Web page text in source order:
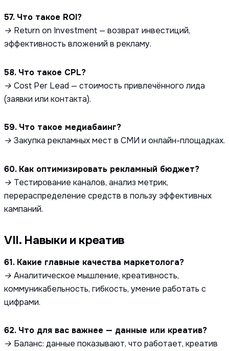
57. Что такое ROI?
→ Return on Investment — возврат инвестиций,
эффективность вложений в рекламу.
58. Что такое CPL?
→ Cost Per Lead — стоимость привлечённого лида
(заявки или контакта).
59. Что такое медиабаинг?
→ Закупка рекламных мест в СМИ и онлайн-площадках.
60. Как оптимизировать рекламный бюджет?
→ Тестирование каналов, анализ метрик,
перераспределение средств в пользу эффективных
кампаний.
VII. Навыки и креатив
61. Какие главные качества маркетолога?
→ Аналитическое мышление, креативность,
коммуникабельность, гибкость, умение работать с
цифрами.
62. Что для вас важнее — данные или креатив?
→ Баланс: данные показывают, что работает, креатив